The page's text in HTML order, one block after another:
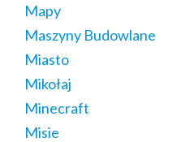
Mapy
Maszyny Budowlane
Miasto
Mikołaj
Minecraft
Misie